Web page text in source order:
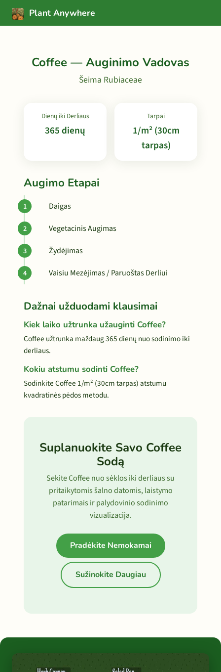
Plant Anywhere
Coffee — Auginimo Vadovas
Šeima Rubiaceae
Dienų iki Derliaus
365 dienų
Tarpai
1/m² (30cm
tarpas)
Augimo Etapai
Daigas
Vegetacinis Augimas
Žydėjimas
Vaisiu Mezėjimas / Paruoštas Derliui
Dažnai užduodami klausimai
Kiek laiko užtrunka užauginti Coffee?
Coffee užtrunka maždaug 365 dienų nuo sodinimo iki
derliaus.
Kokiu atstumu sodinti Coffee?
Sodinkite Coffee 1/m² (30cm tarpas) atstumu
kvadratinės pėdos metodu.
Suplanuokite Savo Coffee
Sodą
Sekite Coffee nuo sėklos iki derliaus su
pritaikytomis šalno datomis, laistymo
patarimais ir palydovinio sodinimo
vizualizacija.
Pradėkite Nemokamai
Sužinokite Daugiau